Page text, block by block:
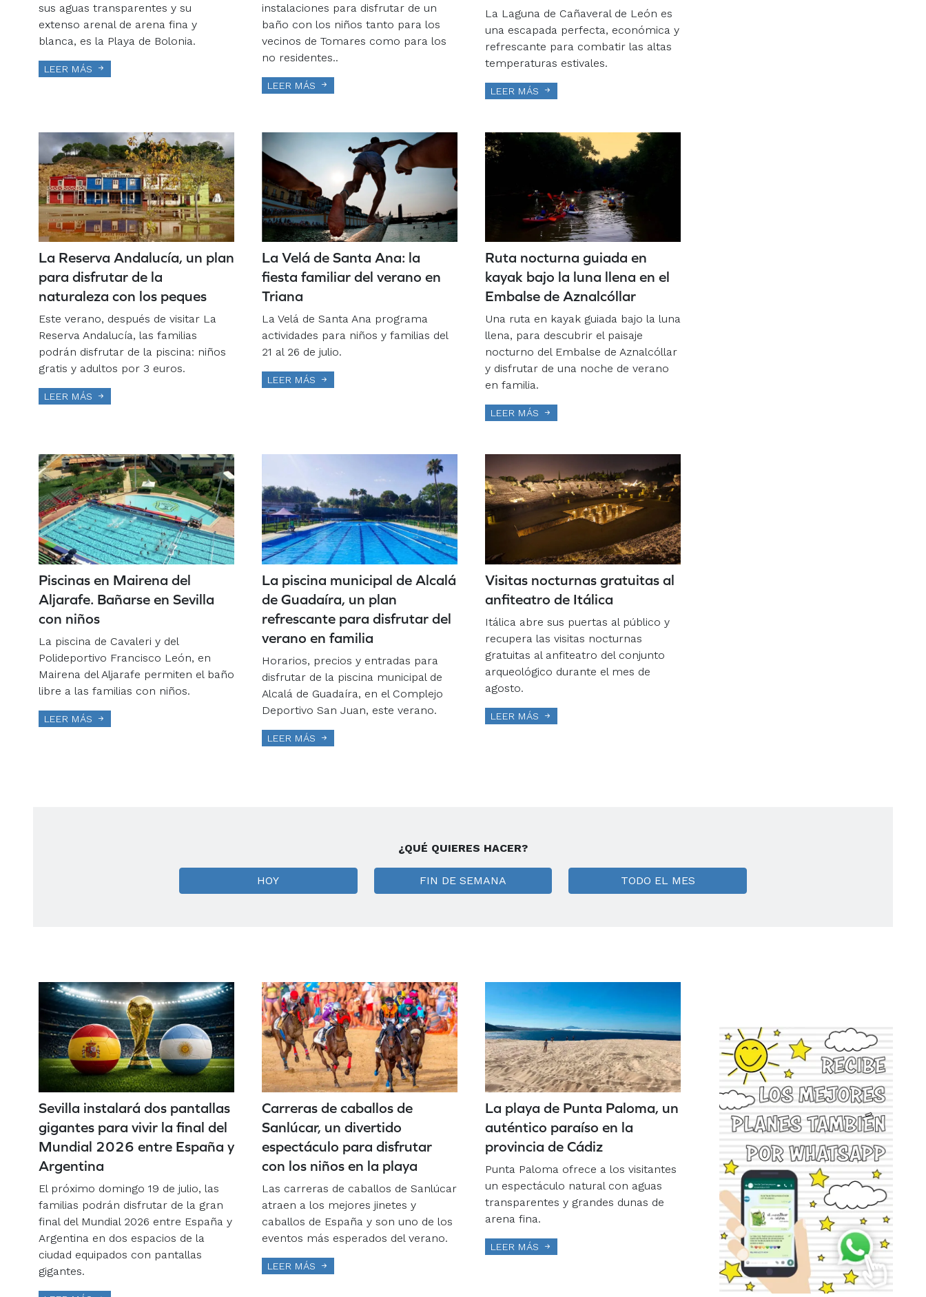
sus aguas transparentes y su
extenso arenal de arena fina y
blanca, es la Playa de Bolonia.
LEER MÁS
instalaciones para disfrutar de un
baño con los niños tanto para los
vecinos de Tomares como para los
no residentes..
LEER MÁS
La Laguna de Cañaveral de León es
una escapada perfecta, económica y
refrescante para combatir las altas
temperaturas estivales.
LEER MÁS
La Reserva Andalucía, un plan
para disfrutar de la
naturaleza con los peques
Este verano, después de visitar La
Reserva Andalucía, las familias
podrán disfrutar de la piscina: niños
gratis y adultos por 3 euros.
LEER MÁS
La Velá de Santa Ana: la
fiesta familiar del verano en
Triana
La Velá de Santa Ana programa
actividades para niños y familias del
21 al 26 de julio.
LEER MÁS
Ruta nocturna guiada en
kayak bajo la luna llena en el
Embalse de Aznalcóllar
Una ruta en kayak guiada bajo la luna
llena, para descubrir el paisaje
nocturno del Embalse de Aznalcóllar
y disfrutar de una noche de verano
en familia.
LEER MÁS
Piscinas en Mairena del
Aljarafe. Bañarse en Sevilla
con niños
La piscina de Cavaleri y del
Polideportivo Francisco León, en
Mairena del Aljarafe permiten el baño
libre a las familias con niños.
LEER MÁS
La piscina municipal de Alcalá
de Guadaíra, un plan
refrescante para disfrutar del
verano en familia
Horarios, precios y entradas para
disfrutar de la piscina municipal de
Alcalá de Guadaíra, en el Complejo
Deportivo San Juan, este verano.
LEER MÁS
Visitas nocturnas gratuitas al
anfiteatro de Itálica
Itálica abre sus puertas al público y
recupera las visitas nocturnas
gratuitas al anfiteatro del conjunto
arqueológico durante el mes de
agosto.
LEER MÁS
¿QUÉ QUIERES HACER?
HOY FIN DE SEMANA TODO EL MES
Sevilla instalará dos pantallas
gigantes para vivir la final del
Mundial 2026 entre España y
Argentina
El próximo domingo 19 de julio, las
familias podrán disfrutar de la gran
final del Mundial 2026 entre España y
Argentina en dos espacios de la
ciudad equipados con pantallas
gigantes.
Carreras de caballos de
Sanlúcar, un divertido
espectáculo para disfrutar
con los niños en la playa
Las carreras de caballos de Sanlúcar
atraen a los mejores jinetes y
caballos de España y son uno de los
eventos más esperados del verano.
LEER MÁS
La playa de Punta Paloma, un
auténtico paraíso en la
provincia de Cádiz
Punta Paloma ofrece a los visitantes
un espectáculo natural con aguas
transparentes y grandes dunas de
arena fina.
LEER MÁS